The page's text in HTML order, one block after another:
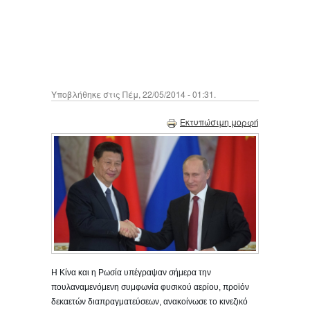
Υποβλήθηκε στις Πέμ, 22/05/2014 - 01:31.
Εκτυπώσιμη μορφή
Η Κίνα και η Ρωσία υπέγραψαν σήμερα την
πουλαναμενόμενη συμφωνία φυσικού αερίου, προϊόν
δεκαετών διαπραγματεύσεων, ανακοίνωσε το κινεζικό